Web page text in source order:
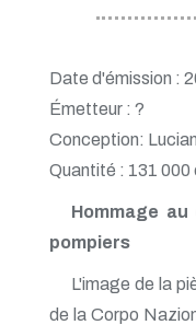
Date d'émission :
Émetteur : ?
Conception:
Quantité : 131 000
Hommage
pompiers
L'image de la
de la Corpo